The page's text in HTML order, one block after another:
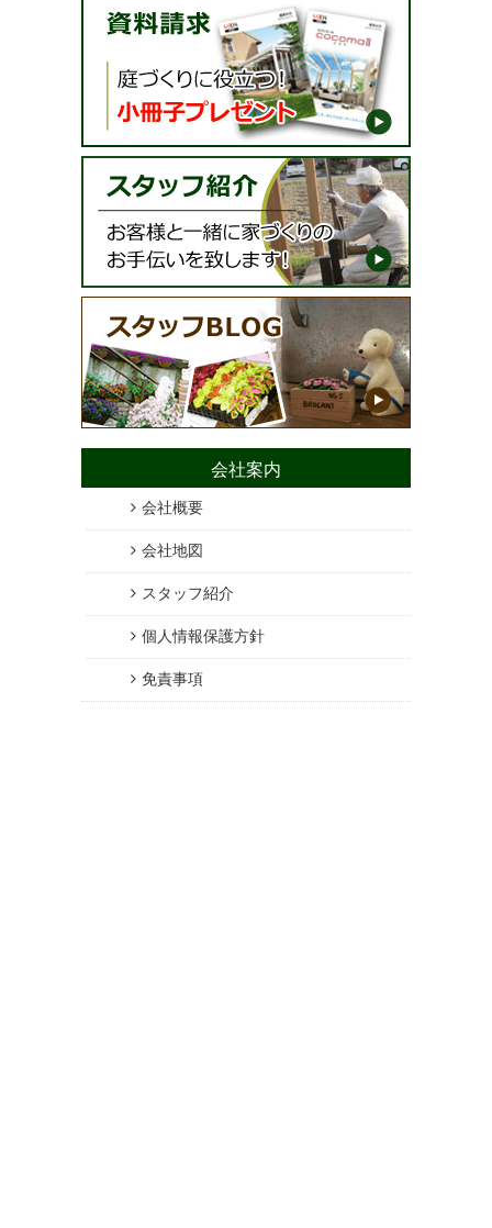
会社案内
会社概要
会社地図
スタッフ紹介
個人情報保護方針
免責事項